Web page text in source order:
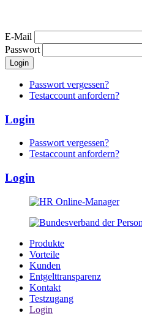
E-Mail
Passwort
Passwort vergessen?
Testaccount anfordern?
Login
Passwort vergessen?
Testaccount anfordern?
Login
Produkte
Vorteile
Kunden
Entgelttransparenz
Kontakt
Testzugang
Login